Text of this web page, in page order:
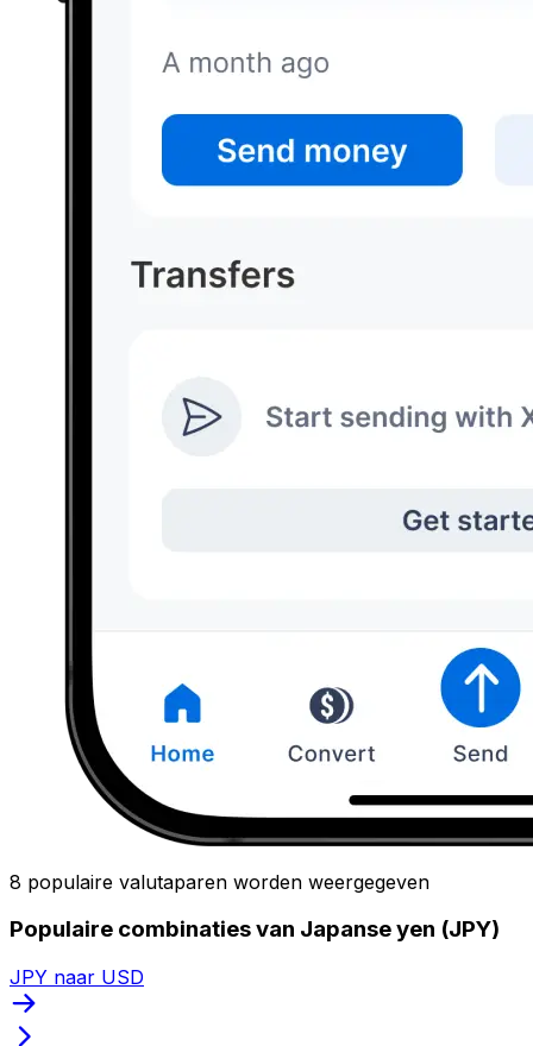
8 populaire valutaparen worden weergegeven
Populaire combinaties van Japanse yen (JPY)
JPY naar USD